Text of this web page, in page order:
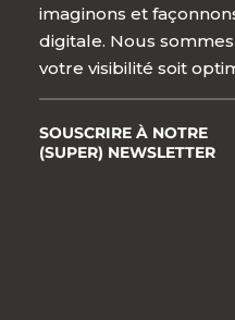
imaginons et
digitale. Nous
votre visibilité soit
SOUSCRIRE À NOTRE
(SUPER) NEWSLETTER